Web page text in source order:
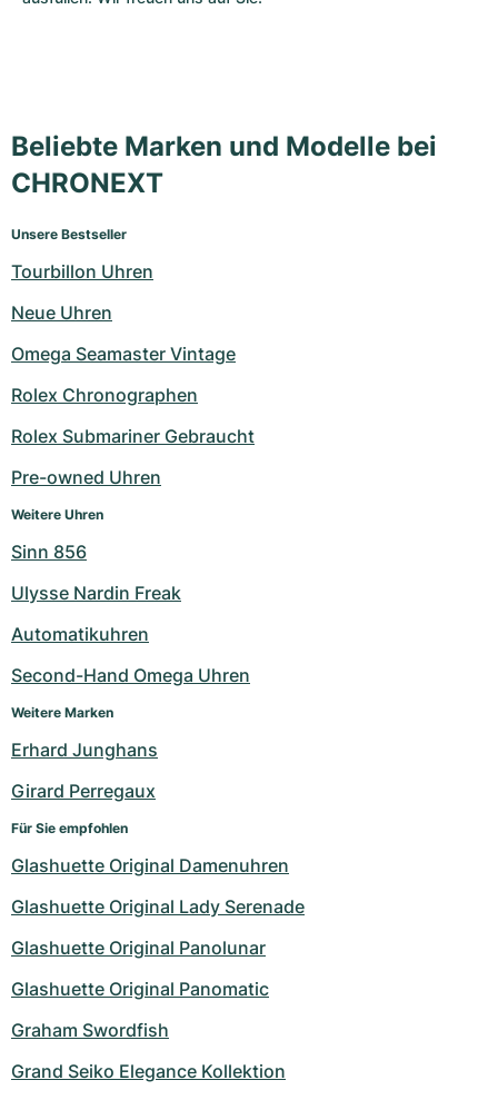
Beliebte Marken und Modelle bei
CHRONEXT
Unsere Bestseller
Tourbillon Uhren
Neue Uhren
Omega Seamaster Vintage
Rolex Chronographen
Rolex Submariner Gebraucht
Pre-owned Uhren
Weitere Uhren
Sinn 856
Ulysse Nardin Freak
Automatikuhren
Second-Hand Omega Uhren
Weitere Marken
Erhard Junghans
Girard Perregaux
Für Sie empfohlen
Glashuette Original Damenuhren
Glashuette Original Lady Serenade
Glashuette Original Panolunar
Glashuette Original Panomatic
Graham Swordfish
Grand Seiko Elegance Kollektion